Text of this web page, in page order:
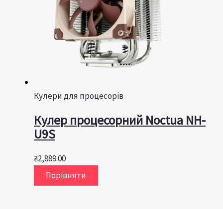
Кулери для процесорів
Кулер процесорний Noctua NH-
U9S
₴2,889.00
Порівняти